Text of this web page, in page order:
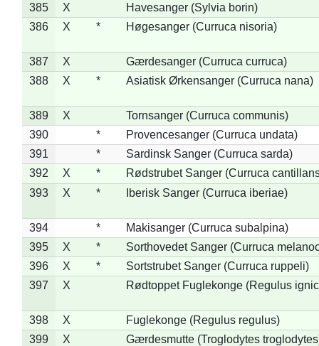
385
X
Havesanger (Sylvia borin)
386
X * Høgesanger (Curruca nisoria)
387 X
Gærdesanger (Curruca curruca)
388
X * Asiatisk Ørkensanger (Curruca nana)
389 X
Tornsanger (Curruca communis)
390
*
Provencesanger (Curruca undata)
391
*
Sardinsk Sanger (Curruca sarda)
392
X *
Rødstrubet Sanger (Curruca
393
X * Iberisk Sanger (Curruca iberiae)
394 *
Makisanger (Curruca subalpina)
395
X *
Sorthovedet Sanger (Curruca
396
X *
Sortstrubet Sanger (Curruca ruppeli)
397
X Rødtoppet Fuglekonge (Regulus
398 X
Fuglekonge (Regulus regulus)
399
X
Gærdesmutte (Troglodytes